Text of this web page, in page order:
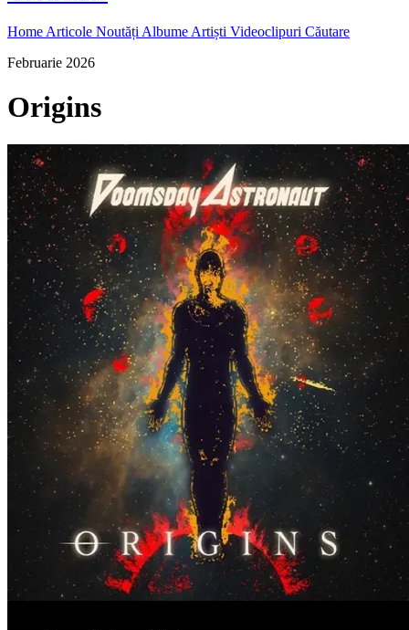
Home Articole Noutăți Albume Artiști Videoclipuri Căutare
Februarie 2026
Origins
Pagina externă
Pagina externă
Pagina externă
DA
Doomsday Astronaut
Videoclipuri